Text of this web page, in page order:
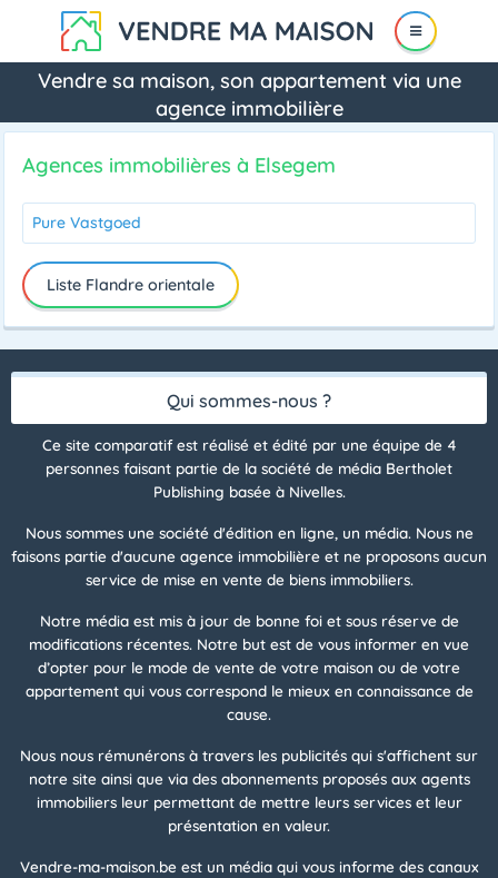
Vendre sa maison, son appartement via une
agence immobilière
Agences immobilières à Elsegem
Pure Vastgoed
Liste Flandre orientale
Qui sommes-nous ?
Ce site comparatif est réalisé et édité par une équipe de 4
personnes faisant partie de la société de média Bertholet
Publishing basée à Nivelles.
Nous sommes une société d'édition en ligne, un média. Nous ne
faisons partie d'aucune agence immobilière et ne proposons aucun
service de mise en vente de biens immobiliers.
Notre média est mis à jour de bonne foi et sous réserve de
modifications récentes. Notre but est de vous informer en vue
d’opter pour le mode de vente de votre maison ou de votre
appartement qui vous correspond le mieux en connaissance de
cause.
Nous nous rémunérons à travers les publicités qui s'affichent sur
notre site ainsi que via des abonnements proposés aux agents
immobiliers leur permettant de mettre leurs services et leur
présentation en valeur.
Vendre-ma-maison.be est un média qui vous informe des canaux